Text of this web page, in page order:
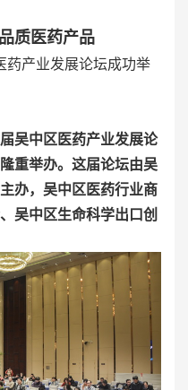
医药产品
发展论坛成功举
吴中区医药产业发展论
重举办。这届论坛由吴
办，吴中区医药行业商
吴中区生命科学出口创